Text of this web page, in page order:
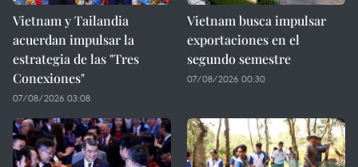
Vietnam y Tailandia
acuerdan impulsar la
estrategia de las "Tres
Conexiones"
07/08/2026 03:08
Vietnam busca impulsar
exportaciones en el
segundo semestre
07/08/2026 00:30